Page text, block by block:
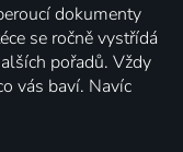
dokumenty
se ročně vystřídá
pořadů. Vždy
vás baví. Navíc